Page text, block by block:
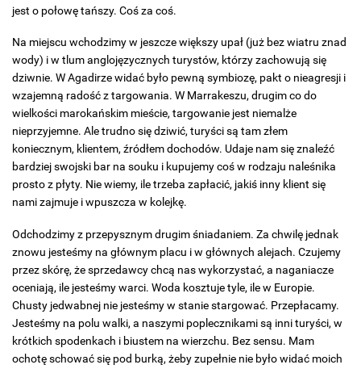
jest o połowę tańszy. Coś za coś.
Na miejscu wchodzimy w jeszcze większy upał (już bez wiatru znad
wody) i w tlum anglojęzycznych turystów, którzy zachowują się
dziwnie. W Agadirze widać było pewną symbiozę, pakt o nieagresji i
wzajemną radość z targowania. W Marrakeszu, drugim co do
wielkości marokańskim mieście, targowanie jest niemalże
nieprzyjemne. Ale trudno się dziwić, turyści są tam złem
koniecznym, klientem, źródłem dochodów. Udaje nam się znaleźć
bardziej swojski bar na souku i kupujemy coś w rodzaju naleśnika
prosto z płyty. Nie wiemy, ile trzeba zapłacić, jakiś inny klient się
nami zajmuje i wpuszcza w kolejkę.
Odchodzimy z przepysznym drugim śniadaniem. Za chwilę jednak
znowu jesteśmy na głównym placu i w głównych alejach. Czujemy
przez skórę, że sprzedawcy chcą nas wykorzystać, a naganiacze
oceniają, ile jesteśmy warci. Woda kosztuje tyle, ile w Europie.
Chusty jedwabnej nie jesteśmy w stanie stargować. Przepłacamy.
Jesteśmy na polu walki, a naszymi poplecznikami są inni turyści, w
krótkich spodenkach i biustem na wierzchu. Bez sensu. Mam
ochotę schować się pod burką, żeby zupełnie nie było widać moich